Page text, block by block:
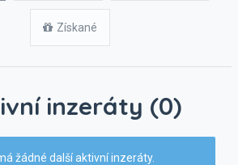
Získané
inzeráty (0)
žádné další aktivní inzeráty.